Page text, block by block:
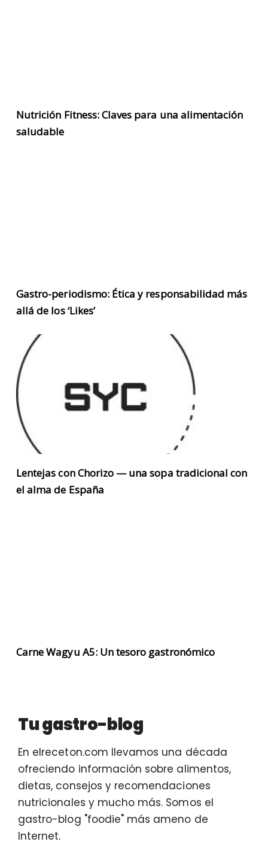
Nutrición Fitness: Claves para una alimentación
saludable
Gastro-periodismo: Ética y responsabilidad más
allá de los ‘Likes’
Lentejas con Chorizo — una sopa tradicional con
el alma de España
Carne Wagyu A5: Un tesoro gastronómico
Tu gastro-blog
En elreceton.com llevamos una década
ofreciendo información sobre alimentos,
dietas, consejos y recomendaciones
nutricionales y mucho más. Somos el
gastro-blog "foodie" más ameno de
Internet.